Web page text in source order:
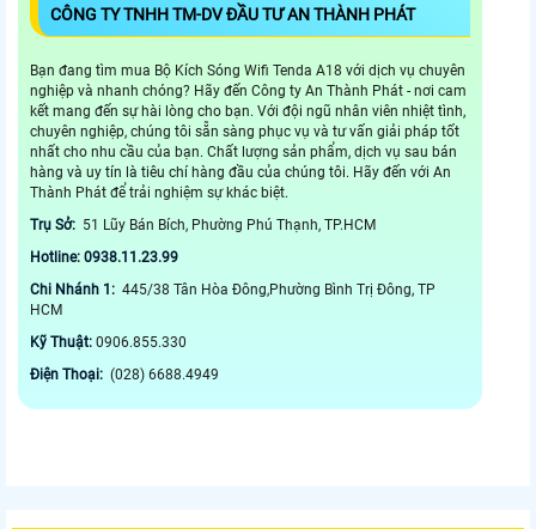
CÔNG TY TNHH TM-DV ĐẦU TƯ AN THÀNH PHÁT
Bạn đang tìm mua Bộ Kích Sóng Wifi Tenda A18 với dịch vụ chuyên
nghiệp và nhanh chóng? Hãy đến Công ty An Thành Phát - nơi cam
kết mang đến sự hài lòng cho bạn. Với đội ngũ nhân viên nhiệt tình,
chuyên nghiệp, chúng tôi sẵn sàng phục vụ và tư vấn giải pháp tốt
nhất cho nhu cầu của bạn. Chất lượng sản phẩm, dịch vụ sau bán
hàng và uy tín là tiêu chí hàng đầu của chúng tôi. Hãy đến với An
Thành Phát để trải nghiệm sự khác biệt.
Trụ Sở: 51 Lũy Bán Bích, Phường Phú Thạnh, TP.HCM
Hotline: 0938.11.23.99
Chi Nhánh 1: 445/38 Tân Hòa Đông,Phường Bình Trị Đông, TP
HCM
Kỹ Thuật: 0906.855.330
Điện Thoại: (028) 6688.4949